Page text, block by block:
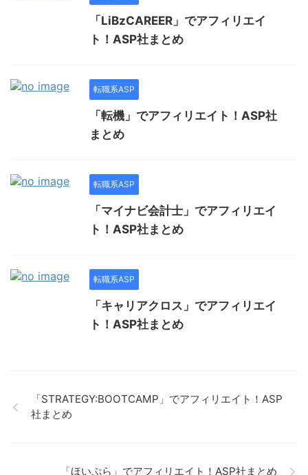
「LiBzCAREER」でアフィリエイ
ト！ASP社まとめ
転職系ASP
「転機」でアフィリエイト！ASP社
まとめ
転職系ASP
「マイナビ会計士」でアフィリエイ
ト！ASP社まとめ
転職系ASP
「キャリアクロス」でアフィリエイ
ト！ASP社まとめ
「STRATEGY:BOOTCAMP」でアフィリエイト！ASP
社まとめ
「ほいぷら」でアフィリエイト！ASP社まとめ